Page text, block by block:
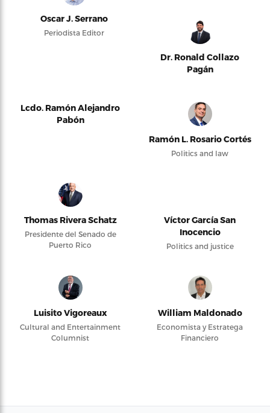
Oscar J. Serrano
Periodista Editor
Dr. Ronald Collazo
Pagán
Lcdo. Ramón Alejandro
Pabón
Ramón L. Rosario Cortés
Politics and law
Thomas Rivera Schatz
Presidente del Senado de
Puerto Rico
Víctor García San
Inocencio
Politics and justice
Luisito Vigoreaux
Cultural and Entertainment
Columnist
William Maldonado
Economista y Estratega
Financiero